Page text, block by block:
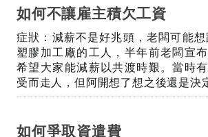
如何不讓雇主積欠工資
症狀：減薪不是好兆頭，老闆可能
塑膠加工廠的工人，半年前老闆宣
希望大家能減薪以共渡時艱。當時
受而走人，但阿開想了想之後還是決
如何爭取資遣費